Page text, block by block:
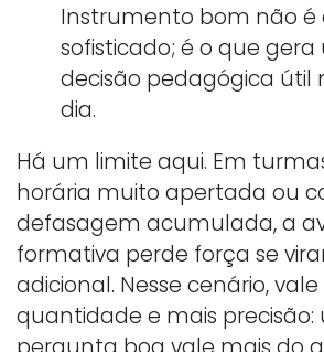
Instrumento bom não é
sofisticado; é o que gera
decisão pedagógica útil
dia.
Há um limite aqui. Em
horária muito apertada ou
defasagem acumulada, a
formativa perde força se
adicional. Nesse cenário,
quantidade e mais precisão: